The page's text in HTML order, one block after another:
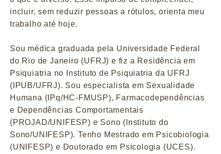
incluir, sem reduzir pessoas a rótulos, orienta meu
trabalho até hoje.
Sou médica graduada pela Universidade Federal
do Rio de Janeiro (UFRJ) e fiz a Residência em
Psiquiatria no Instituto de Psiquiatria da UFRJ
(IPUB/UFRJ). Sou especialista em Sexualidade
Humana (IPq/HC-FMUSP), Farmacodependências
e Dependências Comportamentais
(PROJAD/UNIFESP) e Sono (Instituto do
Sono/UNIFESP). Tenho Mestrado em Psicobiologia
(UNIFESP) e Doutorado em Psicologia (UCES).